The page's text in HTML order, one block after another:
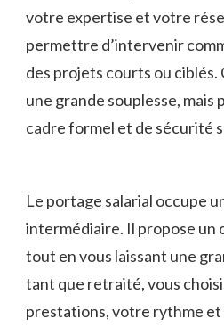
votre expertise et votre
permettre d’intervenir
des projets courts ou
une grande souplesse, mais
cadre formel et de sécurité
Le portage salarial occupe
intermédiaire. Il propose un
tout en vous laissant une
tant que retraité, vous
prestations, votre rythme et